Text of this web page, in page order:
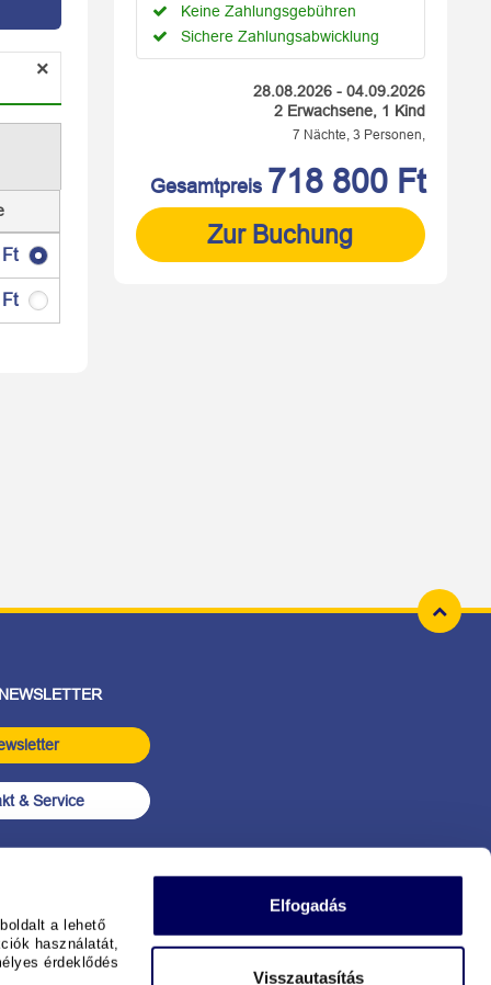
a lehető
használatát,
érdeklődés
Elfogadás
Visszautasítás
×
Keine Zahlungsgebühren
Sichere Zahlungsabwicklung
28.08.2026 - 04.09.2026
2 Erwachsene, 1 Kind
7 Nächte, 3 Personen,
Gesamtpreis 718 800 Ft
Zur Buchung
& Service